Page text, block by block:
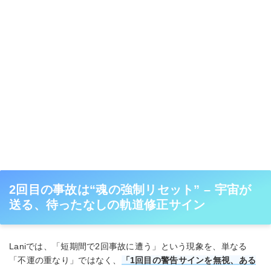
2回目の事故は“魂の強制リセット” – 宇宙が
送る、待ったなしの軌道修正サイン
Laniでは、「短期間で2回事故に遭う」という現象を、単なる
「不運の重なり」ではなく、
「1回目の警告サインを無視、ある